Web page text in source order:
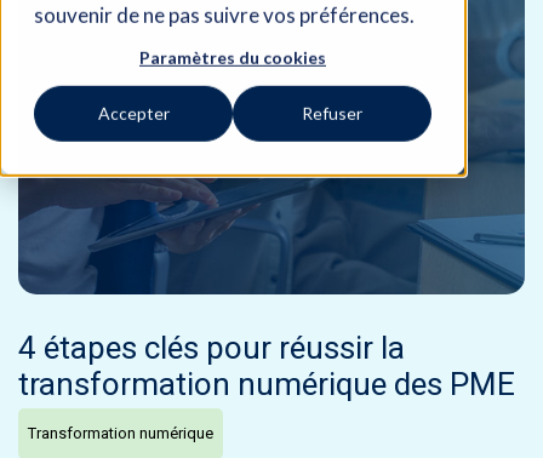
souvenir de ne pas suivre vos préférences.
Paramètres du cookies
Accepter Refuser
4 étapes clés pour réussir la
transformation numérique des PME
Transformation numérique